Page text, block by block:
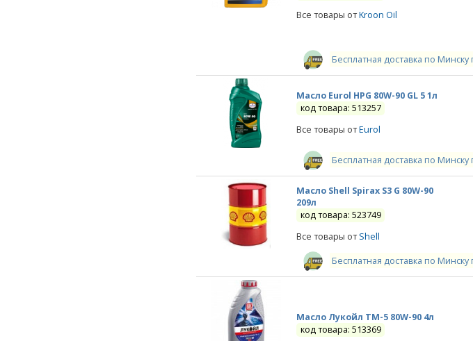
Все товары отKroon Oil
Бесплатная доставка по
Масло Eurol HPG 80W-90 GL 5 1л
код товара: 513257
Все товары отEurol
Бесплатная доставка по
Масло Shell Spirax S3 G 80W-90
209л
код товара: 523749
Все товары отShell
Бесплатная доставка по
Масло Лукойл ТМ-5 80W-90 4л
код товара: 513369